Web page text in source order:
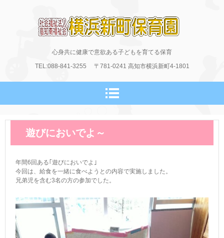
横浜新町保育園のホームページ
心身共に健康で意欲ある子どもを育てる保育
TEL:088-841-3255
〒781-0241 高知市横浜新町4-1801
遊びにおいでよ～
年間6回ある｢遊びにおいでよ｣
今回は、給食を一緒に食べようとの内容で実施しました。
兄弟児を含む3名の方の参加でした。